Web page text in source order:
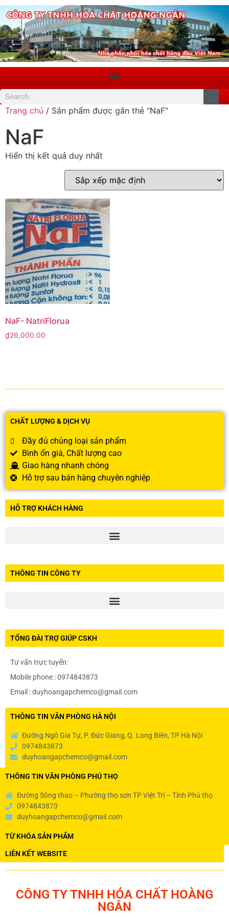
Trang chủ / Sản phẩm được gắn thẻ “NaF”
NaF
Hiển thị kết quả duy nhất
NaF- NatriFlorua
₫26,000.00
CHẤT LƯỢNG & DỊCH VỤ
Đầy đủ chủng loại sản phẩm
Bình ổn giá, Chất lượng cao
Giao hàng nhanh chóng
Hỗ trợ sau bán hàng chuyên nghiệp
HỖ TRỢ KHÁCH HÀNG
THÔNG TIN CÔNG TY
TỔNG ĐÀI TRỢ GIÚP CSKH
Tư vấn trực tuyến:
Mobile phone : 0974843873
Email : duyhoangapchemco@gmail.com
THÔNG TIN VĂN PHÒNG HÀ NỘI
Đường Ngô Gia Tự, P. Đức Giang, Q. Long Biên, TP Hà Nội
0974843873
duyhoangapchemco@gmail.com
THÔNG TIN VĂN PHÒNG PHÚ THỌ
Đường Sông thao – Phường thọ sơn TP Việt Trì – Tỉnh Phú thọ
0974843873
duyhoangapchemco@gmail.com
TỪ KHÓA SẢN PHẨM
LIÊN KẾT WEBSITE
CÔNG TY TNHH HÓA CHẤT HOÀNG
NGÂN